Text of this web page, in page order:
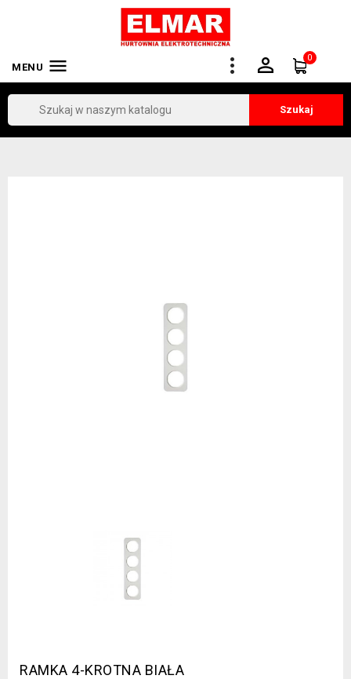
MENU  0

Szukaj
RAMKA 4-KROTNA BIAŁA